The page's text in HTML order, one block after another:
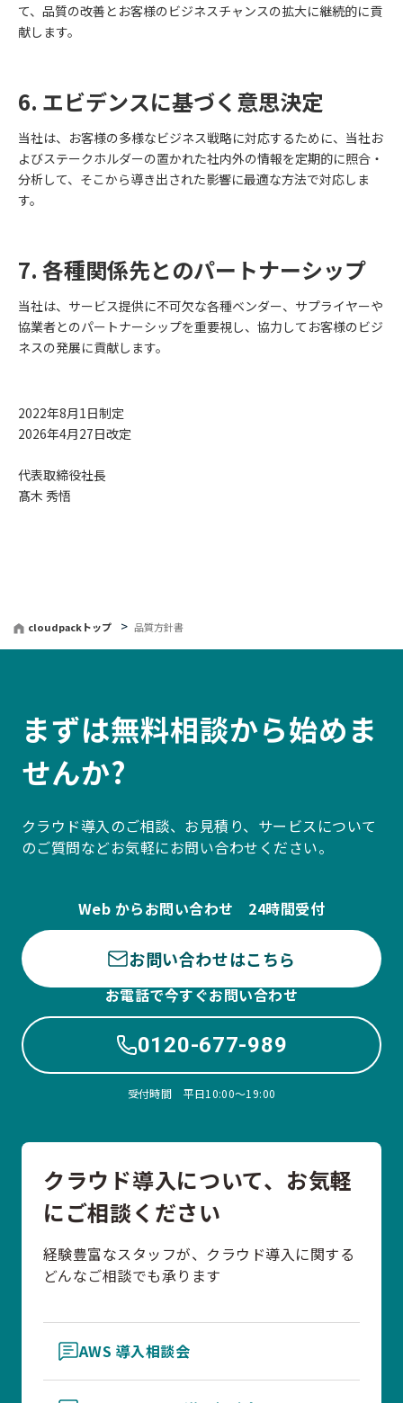
て、品質の改善とお客様のビジネスチャンスの拡大に継続的に貢
献します。
6. エビデンスに基づく意思決定
当社は、お客様の多様なビジネス戦略に対応するために、当社お
よびステークホルダーの置かれた社内外の情報を定期的に照合・
分析して、そこから導き出された影響に最適な方法で対応しま
す。
7. 各種関係先とのパートナーシップ
当社は、サービス提供に不可欠な各種ベンダー、サプライヤーや
協業者とのパートナーシップを重要視し、協力してお客様のビジ
ネスの発展に貢献します。
2022年8月1日制定
2026年4月27日改定
代表取締役社長
髙木 秀悟
cloudpackトップ 品質方針書
まずは無料相談から始めま
せんか?
クラウド導入のご相談、お見積り、サービスについて
のご質問などお気軽にお問い合わせください。
Web からお問い合わせ 24時間受付
お問い合わせはこちら
お電話で今すぐお問い合わせ
0120-677-989
受付時間 平日10:00〜19:00
クラウド導入について、お気軽
にご相談ください
経験豊富なスタッフが、クラウド導入に関する
どんなご相談でも承ります
AWS 導入相談会